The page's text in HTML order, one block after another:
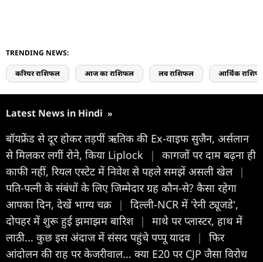
TRENDING NEWS:
करियर राशिफल आज का राशिफल लव राशिफल आर्थिक
Latest News in Hindi »
बॉयफ्रेंड से दूर होकर तड़पीं ऋतिक की Ex-वाइफ सुजैन, अर्सलान
से मिलकर लगीं रोने, किया Liplock
|
कागजों पर दाम बढ़ना ही
काफी नहीं, रियल एस्टेट में निवेश से पहले समझें असली खेल |
पत‍ि-पत्नी के संबंधों के ल‍िए ज‍िम्मेदार ग्रह कौन-से? कैसा रहेगा
आपका द‍िन, देखें भाग्य चक्र
|
दिल्ली-NCR में 'रेनी ट्यूजडे',
दोपहर में शुरू हुई झमाझम बारिश |
माथे पर प्लास्टर, हाथ में
लाठी... कुछ इस अंदाज में संसद पहुंचे पप्पू यादव |
फिर
आंदोलन की राह पर केजरीवाल... क्या E20 पर CJP जैसा विरोध